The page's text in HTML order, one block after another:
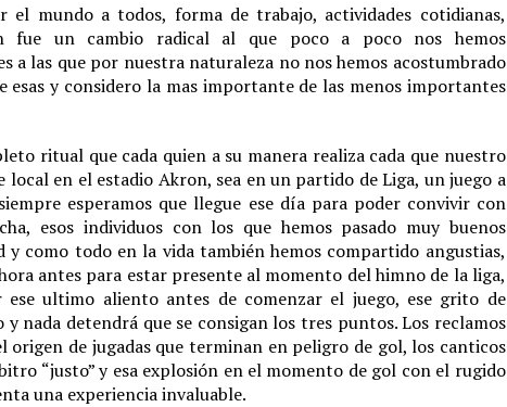
el mundo a todos, forma de trabajo, actividades cotidianas,
fue un cambio radical al que poco a poco nos hemos
a las que por nuestra naturaleza no nos hemos acostumbrado
esas y considero la mas importante de las menos importantes
ritual que cada quien a su manera realiza cada que nuestro
en el estadio Akron, sea en un partido de Liga, un juego a
esperamos que llegue ese día para poder convivir con
esos individuos con los que hemos pasado muy buenos
y como todo en la vida también hemos compartido angustias,
antes para estar presente al momento del himno de la liga,
ultimo aliento antes de comenzar el juego, ese grito de
nada detendrá que se consigan los tres puntos. Los reclamos
origen de jugadas que terminan en peligro de gol, los canticos
“justo” y esa explosión en el momento de gol con el rugido
una experiencia invaluable.